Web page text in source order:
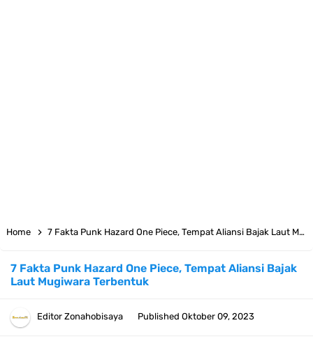
7 Fakta Franky One Piece, Pernah Dapat Tawaran Buah Iblis Mera
Mera No Mi
Home 7 Fakta Punk Hazard One Piece, Tempat Aliansi Bajak Laut Mugiwara Terbentuk
7 Fakta Punk Hazard One Piece, Tempat Aliansi Bajak
Laut Mugiwara Terbentuk
Editor Zonahobisaya Published Oktober 09, 2023